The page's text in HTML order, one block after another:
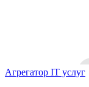
Агрегатор IT услуг